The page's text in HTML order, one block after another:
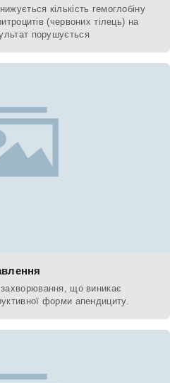
кількість гемоглобіну
(червоних тілець) на
порушується
що виникає
форми апендициту.